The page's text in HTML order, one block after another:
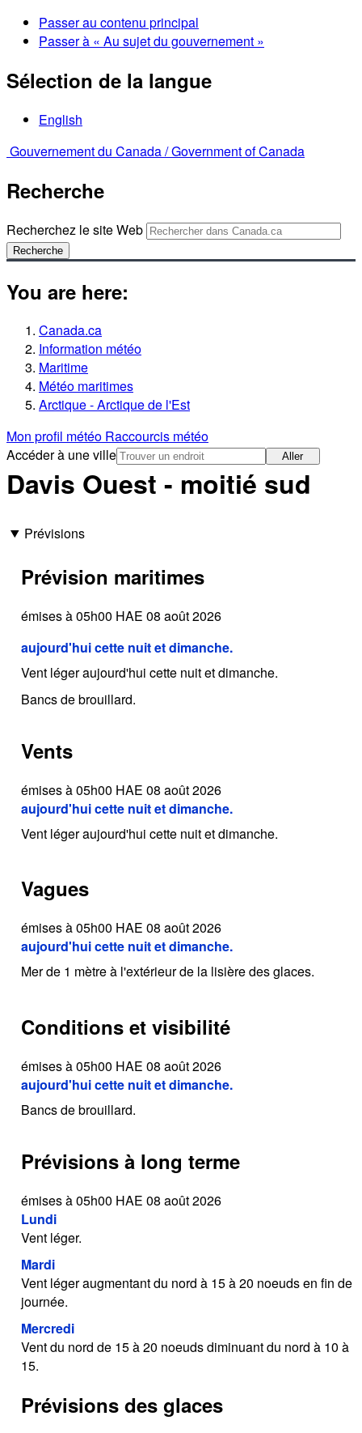
Passer au contenu principal
Passer à « Au sujet du gouvernement »
Sélection de la langue
English
Gouvernement du Canada /Government of Canada
Recherche
Recherchez le site Web
Recherche
You are here:
Canada.ca
Information météo
Maritime
Météo maritimes
Arctique - Arctique de l'Est
Mon profil météo Raccourcis météo
Accéder à une ville
Aller
Davis Ouest - moitié sud
Prévisions
Prévision maritimes
émises à 05h00 HAE 08 août 2026
aujourd'hui cette nuit et dimanche.
Vent léger aujourd'hui cette nuit et dimanche.
Bancs de brouillard.
Vents
émises à 05h00 HAE 08 août 2026
aujourd'hui cette nuit et dimanche.
Vent léger aujourd'hui cette nuit et dimanche.
Vagues
émises à 05h00 HAE 08 août 2026
aujourd'hui cette nuit et dimanche.
Mer de 1 mètre à l'extérieur de la lisière des glaces.
Conditions et visibilité
émises à 05h00 HAE 08 août 2026
aujourd'hui cette nuit et dimanche.
Bancs de brouillard.
Prévisions à long terme
émises à 05h00 HAE 08 août 2026
Lundi
Vent léger.
Mardi
Vent léger augmentant du nord à 15 à 20 noeuds en fin de
journée.
Mercredi
Vent du nord de 15 à 20 noeuds diminuant du nord à 10 à
15.
Prévisions des glaces